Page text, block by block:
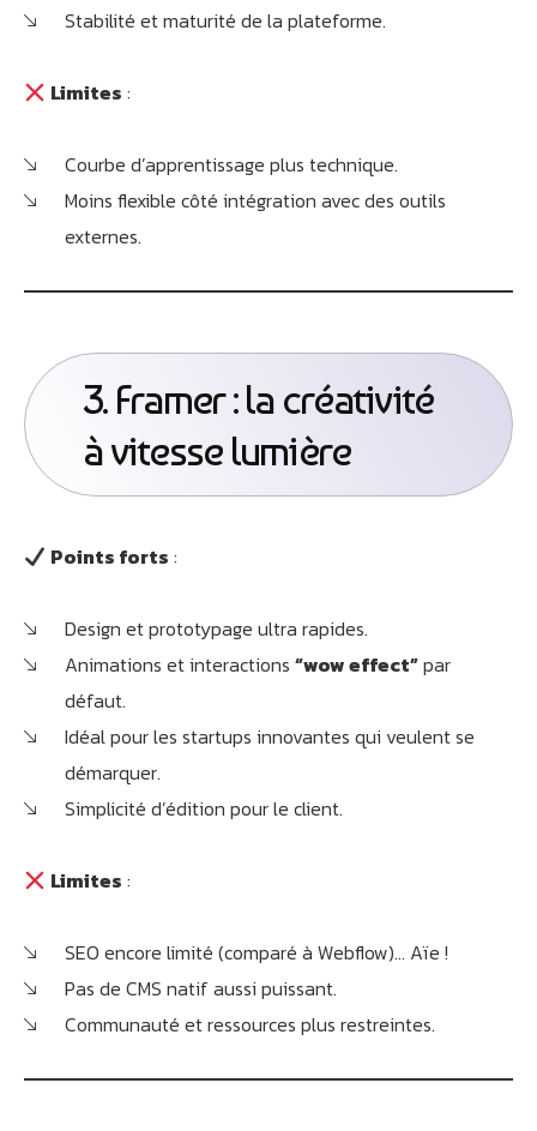
Stabilité et maturité de la plateforme.
Limites :
Courbe d’apprentissage plus technique.
Moins flexible côté intégration avec des outils
externes.
3. Framer : la créativité
à vitesse lumière
Points forts :
Design et prototypage ultra rapides.
Animations et interactions “wow effect”par
défaut.
Idéal pour les startups innovantes qui veulent se
démarquer.
Simplicité d’édition pour le client.
Limites :
SEO encore limité (comparé à Webflow)… Aïe !
Pas de CMS natif aussi puissant.
Communauté et ressources plus restreintes.
Athobot
Bienvenue chez Athorus Digital
Je suis Athobot, votre assistant digital.
Je vous oriente vers la meilleure solution pour votre
projet.
dessous :